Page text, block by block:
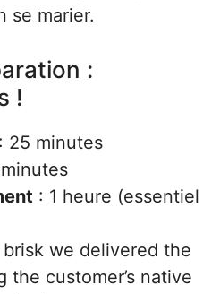
se marier.
:
!
: 25 minutes
: 1 heure (essentiel
brisk we delivered the
the customer’s native